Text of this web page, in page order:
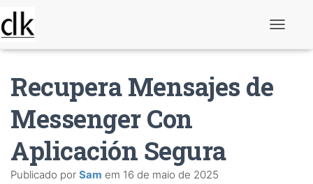
Recupera Mensajes de
Messenger Con
Aplicación Segura
Publicado por Sam em 16 de maio de 2025